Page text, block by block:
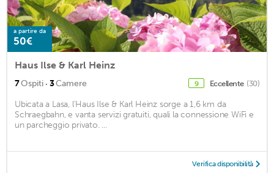
a partire da
50€
Haus Ilse & Karl Heinz
7Ospiti · 3Camere 9 Eccellente (30)
Ubicata a Lasa, l'Haus Ilse & Karl Heinz sorge a 1,6 km da
Schraegbahn, e vanta servizi gratuiti, quali la connessione WiFi e
un parcheggio privato. ...
Verifica disponibilità